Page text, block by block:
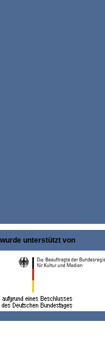
wurde unterstützt von